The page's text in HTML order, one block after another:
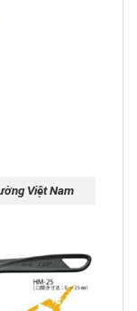
Việt Nam